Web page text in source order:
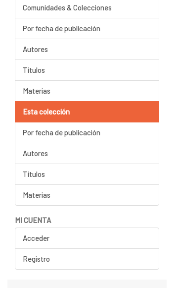
Comunidades & Colecciones
Por fecha de publicación
Autores
Títulos
Materias
Esta colección
Por fecha de publicación
Autores
Títulos
Materias
MI CUENTA
Acceder
Registro